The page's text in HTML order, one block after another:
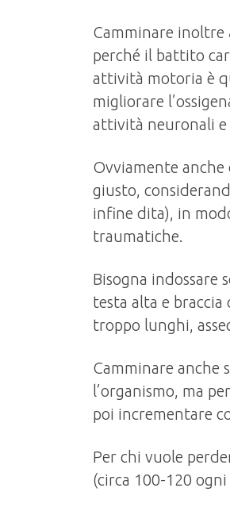
Camminare inoltre
perché il battito
attività motoria è
migliorare
attività neuronali
Ovviamente
giusto,
infine dita), in
traumatiche.
Bisogna indossare
testa alta e braccia
troppo lunghi,
Camminare anche
l’organismo, ma
poi incrementare
Per chi vuole
(circa 100-120